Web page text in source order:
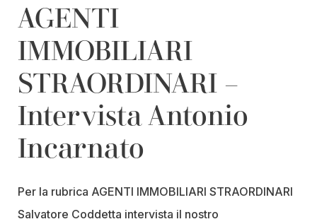
AGENTI
IMMOBILIARI
STRAORDINARI –
Intervista Antonio
Incarnato
Per la rubrica AGENTI IMMOBILIARI STRAORDINARI
Salvatore Coddetta intervista il nostro